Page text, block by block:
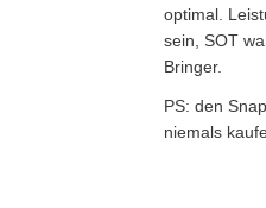
optimal.
sein, SOT
Bringer.
PS: den
niemals